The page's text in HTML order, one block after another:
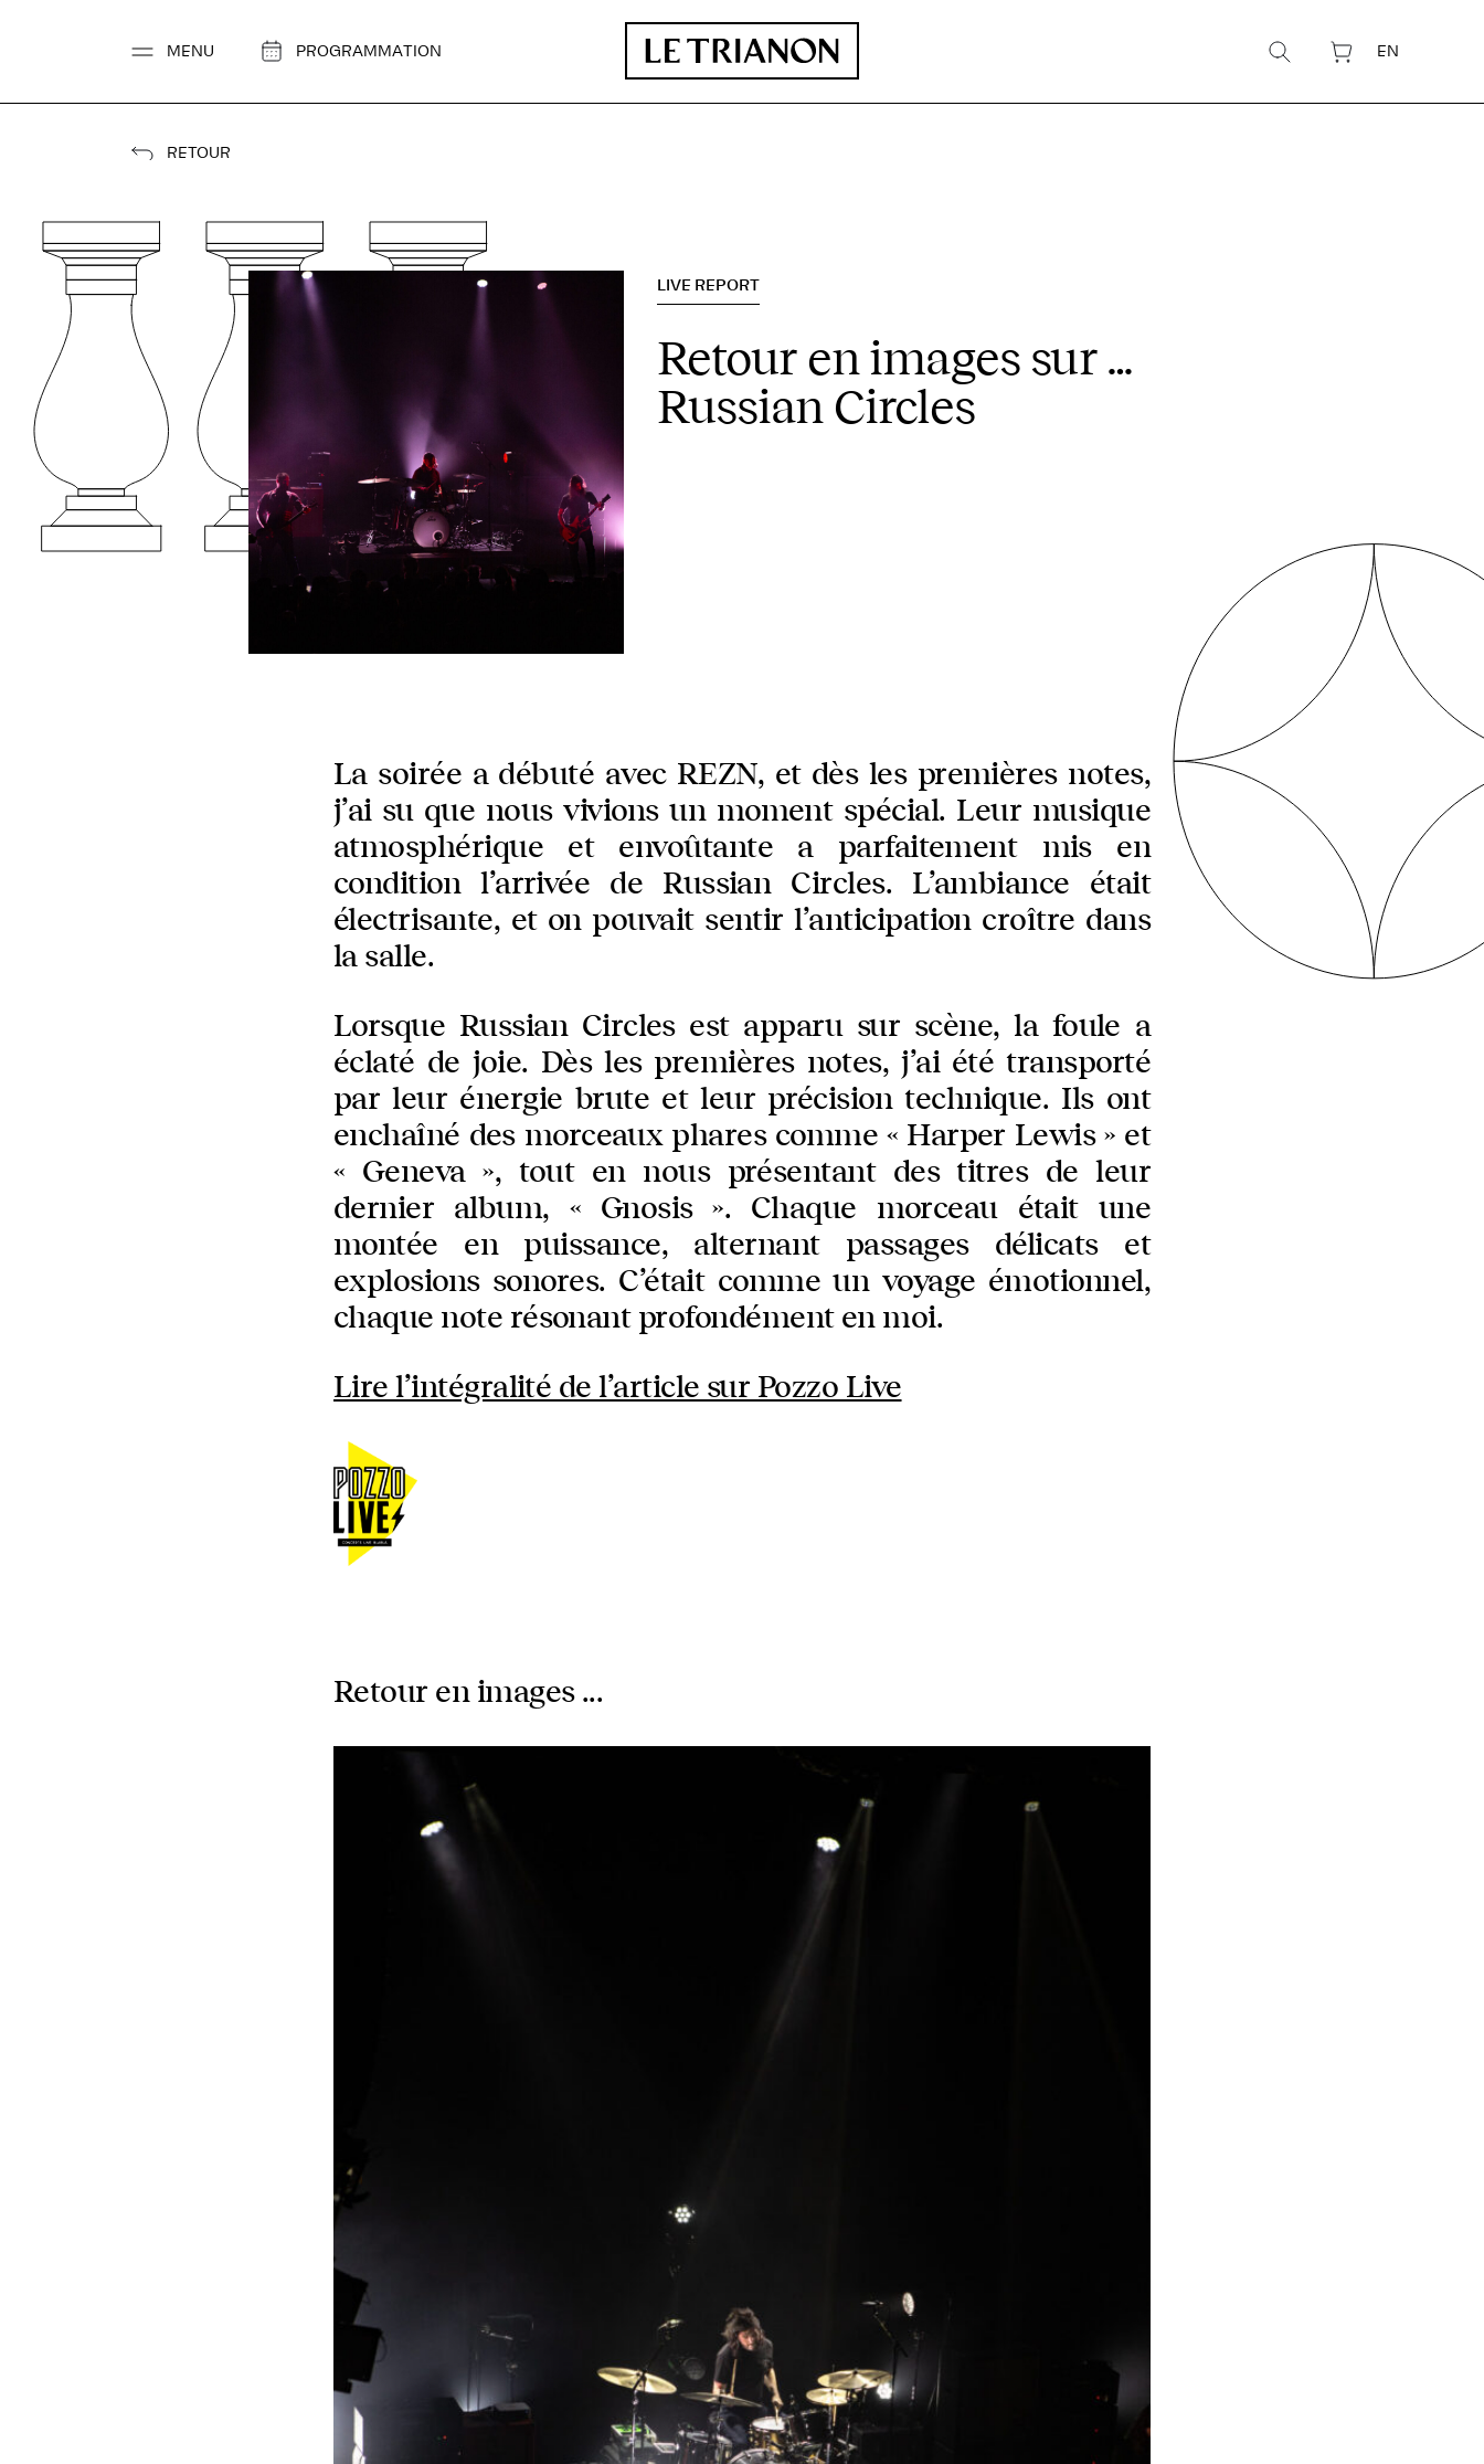
MENU PROGRAMMATION EN
RETOUR
LIVE REPORT
Retour en images sur …
Russian Circles
La soirée a débuté avec REZN, et dès les premières notes,
j’ai su que nous vivions un moment spécial. Leur musique
atmosphérique et envoûtante a parfaitement mis en
condition l’arrivée de Russian Circles. L’ambiance était
électrisante, et on pouvait sentir l’anticipation croître dans
la salle.
Lorsque Russian Circles est apparu sur scène, la foule a
éclaté de joie. Dès les premières notes, j’ai été transporté
par leur énergie brute et leur précision technique. Ils ont
enchaîné des morceaux phares comme « Harper Lewis » et
« Geneva », tout en nous présentant des titres de leur
dernier album, « Gnosis ». Chaque morceau était une
montée en puissance, alternant passages délicats et
explosions sonores. C’était comme un voyage émotionnel,
chaque note résonant profondément en moi.
Lire l’intégralité de l’article sur Pozzo Live
Retour en images ...